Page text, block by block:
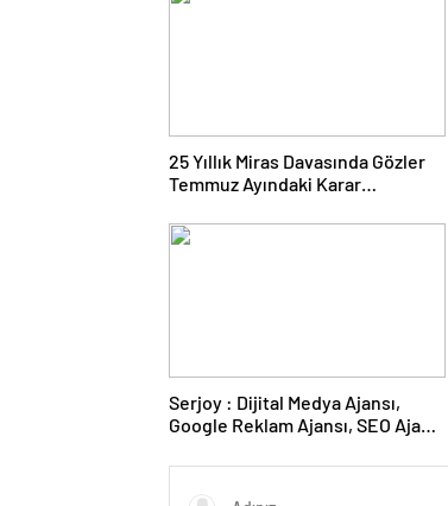
25 Yıllık Miras Davasında Gözler
Temmuz Ayındaki Karar
Serjoy : Dijital Medya Ajansı,
Google Reklam Ajansı, SEO Ajansı